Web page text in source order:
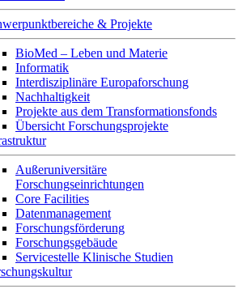
& Projekte
BioMed – Leben und Materie
Informatik
Interdisziplinäre Europaforschung
Nachhaltigkeit
Projekte aus dem Transformationsfonds
Übersicht Forschungsprojekte
Außeruniversitäre
Forschungseinrichtungen
Core Facilities
Datenmanagement
Forschungsförderung
Forschungsgebäude
Servicestelle Klinische Studien